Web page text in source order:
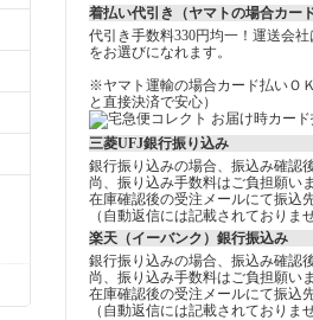
着払い代引き（ヤマトの場合カー
代引き手数料330円均一！運送会
をお選びになれます。
※ヤマト運輸の場合カード払いＯ
と直接決済で安心）
三菱UFJ銀行振り込み
銀行振り込みの場合、振込み確認
尚、振り込み手数料はご負担願い
在庫確認後の受注メールにて振込
（自動返信には記載されておりま
楽天（イーバンク）銀行振込み
銀行振り込みの場合、振込み確認
尚、振り込み手数料はご負担願い
在庫確認後の受注メールにて振込
（自動返信には記載されておりま